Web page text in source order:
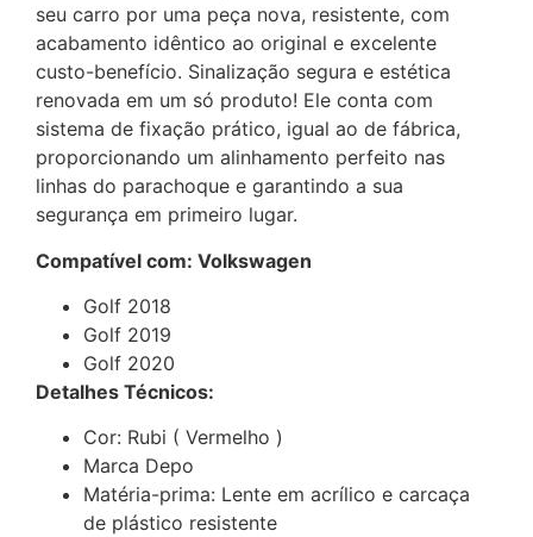
seu carro por uma peça nova, resistente, com
acabamento idêntico ao original e excelente
custo-benefício. Sinalização segura e estética
renovada em um só produto! Ele conta com
sistema de fixação prático, igual ao de fábrica,
proporcionando um alinhamento perfeito nas
linhas do parachoque e garantindo a sua
segurança em primeiro lugar.
Compatível com: Volkswagen
Golf 2018
Golf 2019
Golf 2020
Detalhes Técnicos:
Cor: Rubi ( Vermelho )
Marca Depo
Matéria-prima: Lente em acrílico e carcaça
de plástico resistente